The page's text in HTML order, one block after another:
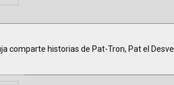
comparte historias de Pat-Tron, Pat el